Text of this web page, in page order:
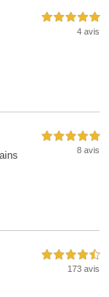
5,0 étoiles sur 5
4 avis
5,0 étoiles sur 5
8 avis
4,5 étoiles sur 5
173 avis